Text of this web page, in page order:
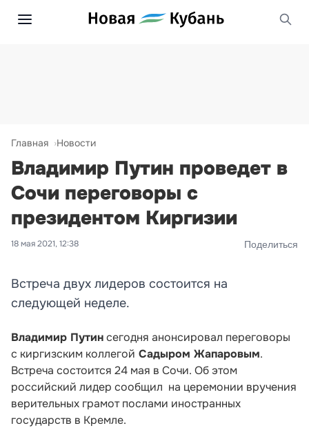
Главная Новости
Владимир Путин проведет в
Сочи переговоры с
президентом Киргизии
18 мая 2021, 12:38 Поделиться
Встреча двух лидеров состоится на
следующей неделе.
Владимир Путинсегодня анонсировал переговоры
с киргизским коллегой Садыром Жапаровым.
Встреча состоится 24 мая в Сочи. Об этом
российский лидер сообщил на церемонии вручения
верительных грамот послами иностранных
государств в Кремле.